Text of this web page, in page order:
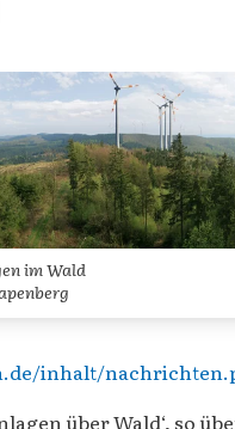
im Wald
inhalt/
über Wald‘, so